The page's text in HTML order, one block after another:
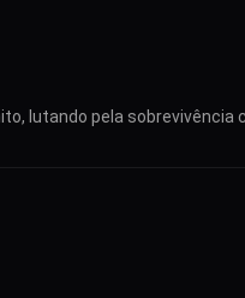
lutando pela sobrevivência